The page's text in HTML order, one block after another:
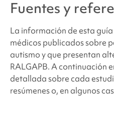
Fuentes y
La información de esta
médicos publicados sobre
autismo y que presentan
RALGAPB. A continuación
detallada sobre cada
resúmenes o, en algunos